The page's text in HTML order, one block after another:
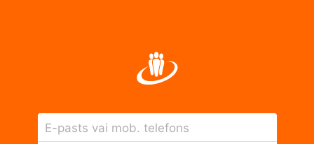
E-pasts vai mob. telefons